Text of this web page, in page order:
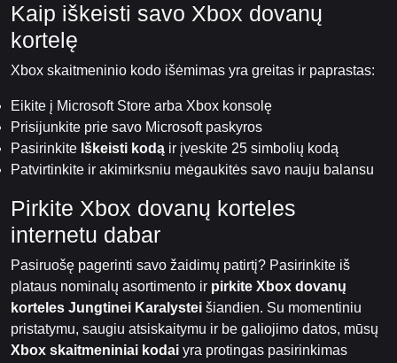
Kaip iškeisti savo Xbox dovanų
kortelę
Xbox skaitmeninio kodo išėmimas yra greitas ir paprastas:
Eikite į Microsoft Store arba Xbox konsolę
Prisijunkite prie savo Microsoft paskyros
Pasirinkite Iškeisti kodą ir įveskite 25 simbolių kodą
Patvirtinkite ir akimirksniu mėgaukitės savo nauju balansu
Pirkite Xbox dovanų korteles
internetu dabar
Pasiruošę pagerinti savo žaidimų patirtį? Pasirinkite iš
plataus nominalų asortimento ir pirkite Xbox dovanų
korteles Jungtinei Karalystei šiandien. Su momentiniu
pristatymu, saugiu atsiskaitymu ir be galiojimo datos, mūsų
Xbox skaitmeniniai kodai yra protingas pasirinkimas